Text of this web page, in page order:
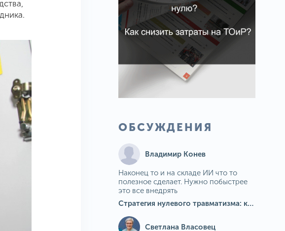
ОБСУЖДЕНИЯ
Владимир Конев
Наконец то и на складе ИИ что то
полезное сделает. Нужно побыстрее
это все внедрять
Стратегия нулевого травматизма: как ИИ-камеры Camkord снижают риск наезда на пешехода при работе на погрузчике
Светлана Власовец